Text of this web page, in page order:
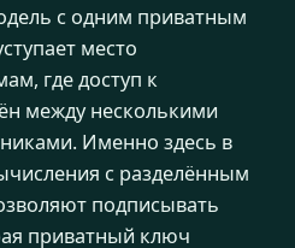
с одним приватным
место
где доступ к
между несколькими
Именно здесь в
с разделённым
подписывать
приватный ключ